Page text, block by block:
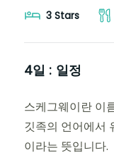
3 Stars
4일 : 일정
스케그웨이란 이
깃족의 언어에서
이라는 뜻입니다.